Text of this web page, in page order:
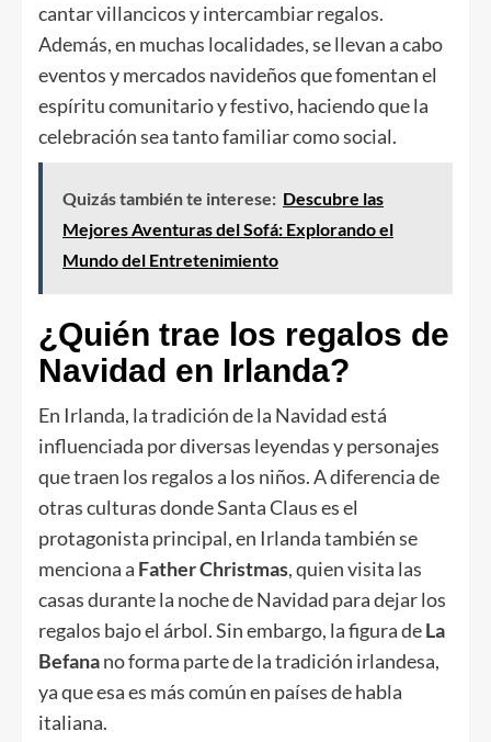
cantar villancicos y intercambiar regalos.
Además, en muchas localidades, se llevan a cabo
eventos y mercados navideños que fomentan el
espíritu comunitario y festivo, haciendo que la
celebración sea tanto familiar como social.
Quizás también te interese: Descubre las
Mejores Aventuras del Sofá: Explorando el
Mundo del Entretenimiento
¿Quién trae los regalos de
Navidad en Irlanda?
En Irlanda, la tradición de la Navidad está
influenciada por diversas leyendas y personajes
que traen los regalos a los niños. A diferencia de
otras culturas donde Santa Claus es el
protagonista principal, en Irlanda también se
menciona a Father Christmas, quien visita las
casas durante la noche de Navidad para dejar los
regalos bajo el árbol. Sin embargo, la figura deLa
Befanano forma parte de la tradición irlandesa,
ya que esa es más común en países de habla
italiana.